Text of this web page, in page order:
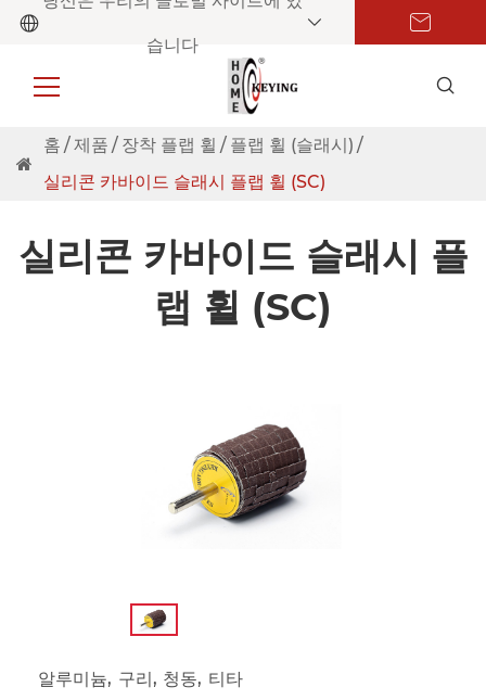
습니다
홈 제품 장착 플랩 휠
플랩 휠 (슬래시)
실리콘 카바이드 슬래시 플랩 휠 (SC)
실리콘 카바이드 슬래시 플
랩 휠 (SC)
알루미늄, 구리, 청동, 티타